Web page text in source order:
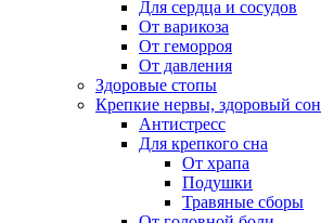
Для сердца и сосудов
От варикоза
От геморроя
От давления
Здоровые стопы
Крепкие нервы, здоровый сон
Антистресс
Для крепкого сна
От храпа
Подушки
Травяные сборы